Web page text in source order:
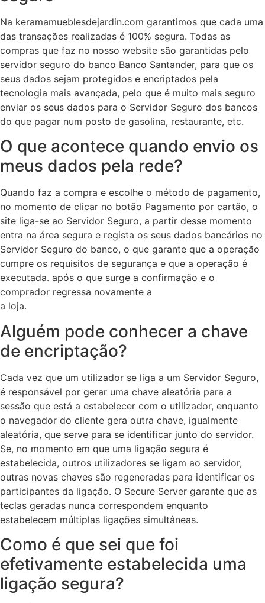
Na keramamueblesdejardin.com garantimos que cada uma
das transações realizadas é 100% segura. Todas as
compras que faz no nosso website são garantidas pelo
servidor seguro do banco Banco Santander, para que os
seus dados sejam protegidos e encriptados pela
tecnologia mais avançada, pelo que é muito mais seguro
enviar os seus dados para o Servidor Seguro dos bancos
do que pagar num posto de gasolina, restaurante, etc.
O que acontece quando envio os
meus dados pela rede?
Quando faz a compra e escolhe o método de pagamento,
no momento de clicar no botão Pagamento por cartão, o
site liga-se ao Servidor Seguro, a partir desse momento
entra na área segura e regista os seus dados bancários no
Servidor Seguro do banco, o que garante que a operação
cumpre os requisitos de segurança e que a operação é
executada. após o que surge a confirmação e o
comprador regressa novamente a
a loja.
Alguém pode conhecer a chave
de encriptação?
Cada vez que um utilizador se liga a um Servidor Seguro,
é responsável por gerar uma chave aleatória para a
sessão que está a estabelecer com o utilizador, enquanto
o navegador do cliente gera outra chave, igualmente
aleatória, que serve para se identificar junto do servidor.
Se, no momento em que uma ligação segura é
estabelecida, outros utilizadores se ligam ao servidor,
outras novas chaves são regeneradas para identificar os
participantes da ligação. O Secure Server garante que as
teclas geradas nunca correspondem enquanto
estabelecem múltiplas ligações simultâneas.
Como é que sei que foi
efetivamente estabelecida uma
ligação segura?